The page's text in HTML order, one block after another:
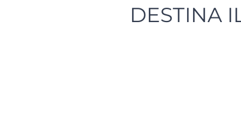
DESTINA